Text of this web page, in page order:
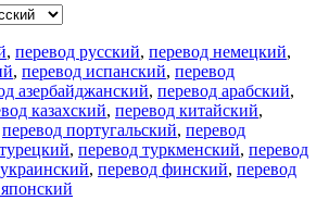
, перевод русский, перевод немецкий,
, перевод испанский, перевод
азербайджанский, перевод арабский,
казахский, перевод китайский,
перевод португальский, перевод
, перевод туркменский, перевод
, перевод финский, перевод